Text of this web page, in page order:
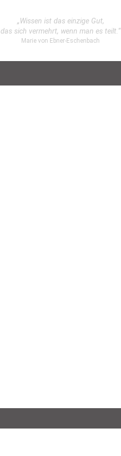
„Wissen ist das einzige Gut,
das sich vermehrt, wenn man es teilt.“
Marie von Ebner-Eschenbach